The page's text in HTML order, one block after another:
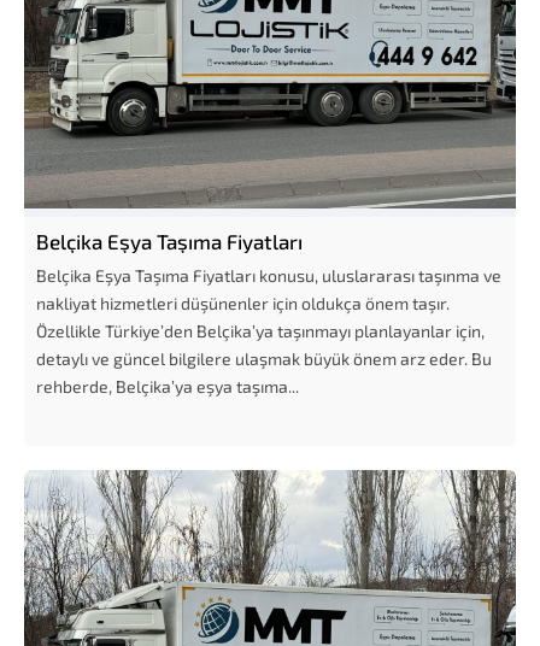
Belçika Eşya Taşıma Fiyatları
Belçika Eşya Taşıma Fiyatları konusu, uluslararası taşınma ve
nakliyat hizmetleri düşünenler için oldukça önem taşır.
Özellikle Türkiye’den Belçika’ya taşınmayı planlayanlar için,
detaylı ve güncel bilgilere ulaşmak büyük önem arz eder. Bu
rehberde, Belçika’ya eşya taşıma...